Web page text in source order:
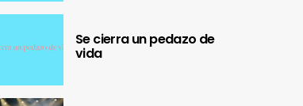
Se cierra un pedazo de
vida